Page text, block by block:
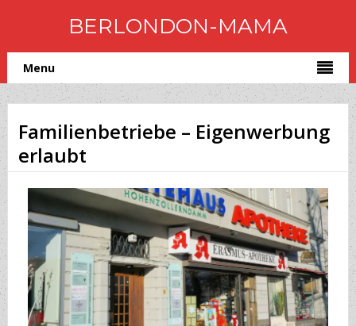
BERLONDON-MAMA
Menu
Familienbetriebe – Eigenwerbung
erlaubt